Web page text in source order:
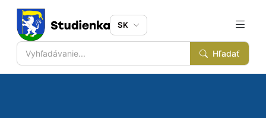
Hľadať
SK